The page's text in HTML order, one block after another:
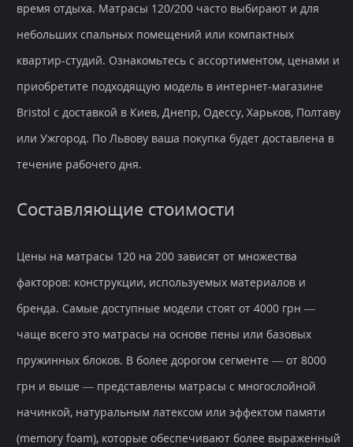
время отдыха. Матрасы 120/200 часто выбирают и для
небольших спальных помещений или компактных
квартир-студий. Ознакомьтесь с ассортиментом, ценами и
приобретите подходящую модель в интернет-магазине
Bristol с доставкой в Киев, Днепр, Одессу, Харьков, Полтаву
или Ужгород. По Львову ваша покупка будет доставлена в
течение рабочего дня.
Составляющие стоимости
Цены на матрасы 120 на 200 зависят от множества
факторов: конструкции, используемых материалов и
бренда. Самые доступные модели стоят от 4000 грн —
чаще всего это матрасы на основе пены или базовых
пружинных блоков. В более дорогом сегменте — от 8000
грн и выше — представлены матрасы с многослойной
начинкой, натуральным латексом или эффектом памяти
(memory foam), которые обеспечивают более выраженный